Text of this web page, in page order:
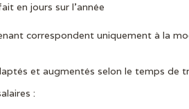
en jours sur l’année
correspondent uniquement à la
et augmentés selon le temps de
: